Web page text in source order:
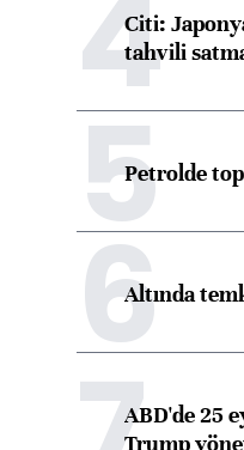
4
Citi:
tahvili
5Petrolde
6Altında
ABD'de 25
Trump